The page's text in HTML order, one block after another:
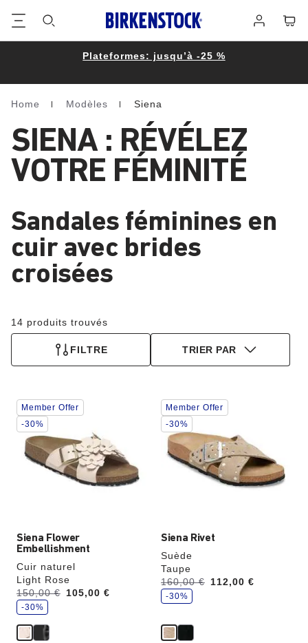
connecter
Plateformes: jusqu’à -25 %
Homepage
Home Modèles Siena
SIENA : RÉVÉLEZ
VOTRE FÉMINITÉ
Sandales féminines en
cuir avec brides
croisées
14 produits trouvés
FILTRE TRIER PAR
Siena Flower
Embellishment
Cuir naturel
Light Rose
Avant:
150,00 €
à 105,00 €
é
c
o
n
o
i
-30%
Cliquer
sur
les
échantillons
couleurs
modifiera
Member Offer
-30%
Siena Rivet
Suède
Taupe
Avant:
160,00 €
à 112,00 €
é
c
o
n
i
s
-30%
Cliquer
sur
les
échantillons
de
couleurs
modifiera
Member Offer
-30%